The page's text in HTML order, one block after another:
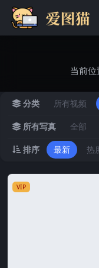
当前位
分类 所有视频
所有写真 全部
排序 最新 热
VIP